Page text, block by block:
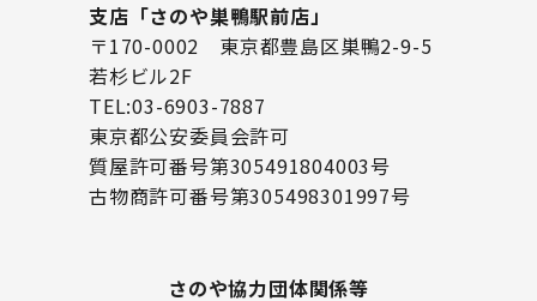
支店「さのや巣鴨駅前店」
〒170-0002 東京都豊島区巣鴨2-9-5
若杉ビル2F
TEL:03-6903-7887
東京都公安委員会許可
質屋許可番号第305491804003号
古物商許可番号第305498301997号
さのや協力団体関係等